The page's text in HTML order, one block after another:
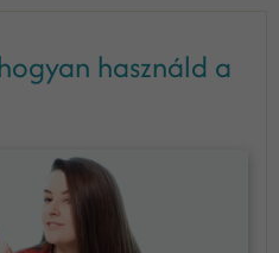
használd a